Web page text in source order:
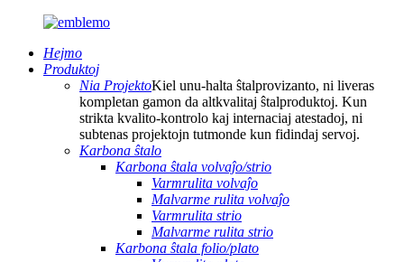
Hejmo
Produktoj
Nia ProjektoKiel unu-halta ŝtalprovizanto, ni liveras
kompletan gamon da altkvalitaj ŝtalproduktoj. Kun
strikta kvalito-kontrolo kaj internaciaj atestadoj, ni
subtenas projektojn tutmonde kun fidindaj servoj.
Karbona ŝtalo
Karbona ŝtala volvaĵo/strio
Varmrulita volvaĵo
Malvarme rulita volvaĵo
Varmrulita strio
Malvarme rulita strio
Karbona ŝtala folio/plato